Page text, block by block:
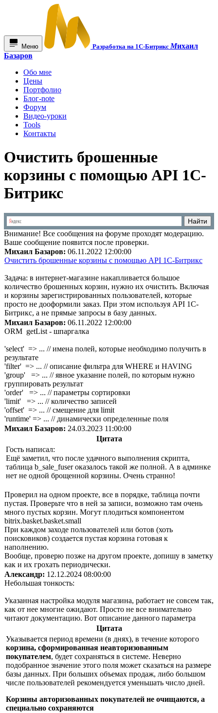
Меню Разработка на 1С-БитриксМихаил
Базаров
Обо мне
Цены
Портфолио
Блог-note
Форум
Видео-уроки
Tools
Контакты
Очистить брошенные
корзины с помощью API 1С-
Битрикс
Внимание! Все сообщения на форуме проходят модерацию.
Ваше сообщение появится после проверки.
Михаил Базаров: 06.11.2022 12:00:00
Очистить брошенные корзины с помощью API 1С-Битрикс
Задача: в интернет-магазине накапливается большое
количество брошенных корзин, нужно их очистить. Включая
и корзины зарегистрированных пользователей, которые
просто не дооформили заказ. При этом используя API 1С-
Битрикс, а не прямые запросы в базу данных.
Михаил Базаров: 06.11.2022 12:00:00
ORM getList - шпаргалка
'select' => ... // имена полей, которые необходимо получить в
результате
'filter' => ... // описание фильтра для WHERE и HAVING
'group' => ... // явное указание полей, по которым нужно
группировать результат
'order' => ... // параметры сортировки
'limit' => ... // количество записей
'offset' => ... // смещение для limit
'runtime' => ... // динамически определенные поля
Михаил Базаров: 24.03.2023 11:00:00
Цитата
Гость написал:
Ещё заметил, что после удачного выполнения скрипта,
таблица b_sale_fuser оказалось такой же полной. А в админке
нет не одной брощенной корзины. Очень странно!
Проверил на одном проекте, все в порядке, таблица почти
пустая. Проверьте что в ней за записи, возможно там очень
много пустых корзин. Могут плодиться компонентом
bitrix.basket.basket.small
При каждом заходе пользователей или ботов (хоть
поисковиков) создается пустая корзина готовая к
наполнению.
Вообще, проверю позже на другом проекте, допишу в заметку
как и их грохать периодически.
Александр: 12.12.2024 08:00:00
Небольшая тонкость:
Указанная настройка модуля магазина, работает не совсем так,
как от нее многие ожидают. Просто не все внимательно
читают документацию. Вот описание данного параметра
Цитата
Указывается период времени (в днях), в течение которого
корзина, сформированная неавторизованным
покупателем, будет сохраняться в системе. Неверно
подобранное значение этого поля может сказаться на размере
базы данных. При больших объемах продаж, либо большом
числе пользователей рекомендуется уменьшать число дней.
Корзины авторизованных покупателей не очищаются, а
специально сохраняются